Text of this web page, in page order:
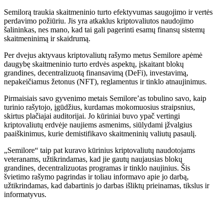
Semilorą traukia skaitmeninio turto efektyvumas saugojimo ir vertės
perdavimo požiūriu. Jis yra atkaklus kriptovaliutos naudojimo
šalininkas, nes mano, kad tai gali pagerinti esamų finansų sistemų
skaitmeninimą ir skaidrumą.
Per dvejus aktyvaus kriptovaliutų rašymo metus Semilore apėmė
daugybę skaitmeninio turto erdvės aspektų, įskaitant blokų
grandines, decentralizuotą finansavimą (DeFi), investavimą,
nepakeičiamus žetonus (NFT), reglamentus ir tinklo atnaujinimus.
Pirmaisiais savo gyvenimo metais Semilore’as tobulino savo, kaip
turinio rašytojo, įgūdžius, kurdamas mokomuosius straipsnius,
skirtus plačiajai auditorijai. Jo kūriniai buvo ypač vertingi
kriptovaliutų erdvėje naujiems asmenims, siūlydami įžvalgius
paaiškinimus, kurie demistifikavo skaitmeninių valiutų pasaulį.
„Semilore“ taip pat kuravo kūrinius kriptovaliutų naudotojams
veteranams, užtikrindamas, kad jie gautų naujausias blokų
grandines, decentralizuotas programas ir tinklo naujinius. Šis
švietimo rašymo pagrindas ir toliau informavo apie jo darbą,
užtikrindamas, kad dabartinis jo darbas išliktų prieinamas, tikslus ir
informatyvus.